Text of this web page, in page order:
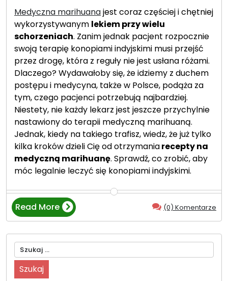
t
b
e
z
p
i
e
c
z
n
e
?
”
g
o
k
a
n
n
a
b
i
n
o
i
d
y
n
i
e
s
c
Medyczna marihuanajest coraz częściej i chętniej
wykorzystywanym lekiem przy wielu
schorzeniach. Zanim jednak pacjent rozpocznie
swoją terapię konopiami indyjskimi musi przejść
przez drogę, która z reguły nie jest usłana różami.
Dlaczego? Wydawałoby się, że idziemy z duchem
postępu i medycyna, także w Polsce, podąża za
tym, czego pacjenci potrzebują najbardziej.
Niestety, nie każdy lekarz jest jeszcze przychylnie
nastawiony do terapii medyczną marihuaną.
Jednak, kiedy na takiego trafisz, wiedz, że już tylko
kilka kroków dzieli Cię od otrzymaniarecepty na
medyczną marihuanę. Sprawdź, co zrobić, aby
móc legalnie leczyć się konopiami indyjskimi.
Read More
“Medyczna
marihuana
—
zasad
pacjenta”
(0) Komentarze
Szukaj: